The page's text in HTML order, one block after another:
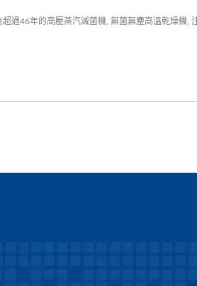
46年的高壓蒸汽滅菌機, 無菌無塵高溫乾燥機,